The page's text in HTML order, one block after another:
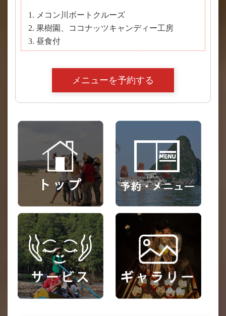
メコン川ボートクルーズ
果樹園、ココナッツキャンディー工房
昼食付
メニューを予約する